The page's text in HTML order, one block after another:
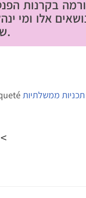
בקרנות
אלו ומי
שלנו עם חברת הביטוח.
תכניות ממשלתיות